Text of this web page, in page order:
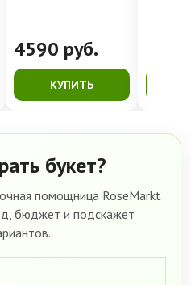
4590 руб.
КУПИТЬ
букет?
помощница RoseMarkt
бюджет и подскажет